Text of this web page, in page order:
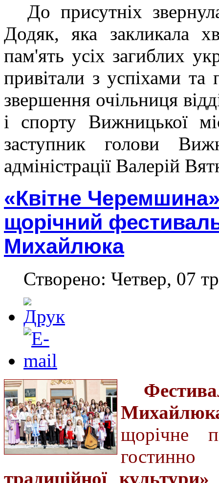
До присутніх
Додяк, яка закликала
пам'ять усіх загиблих
привітали з успіхами
звершення очільниця
і спорту Вижницької
заступник голови
адміністрації Валерій
«Квітне
щорічний
Михайлюка
Створено: Четвер, 07
щорічне
традиційної